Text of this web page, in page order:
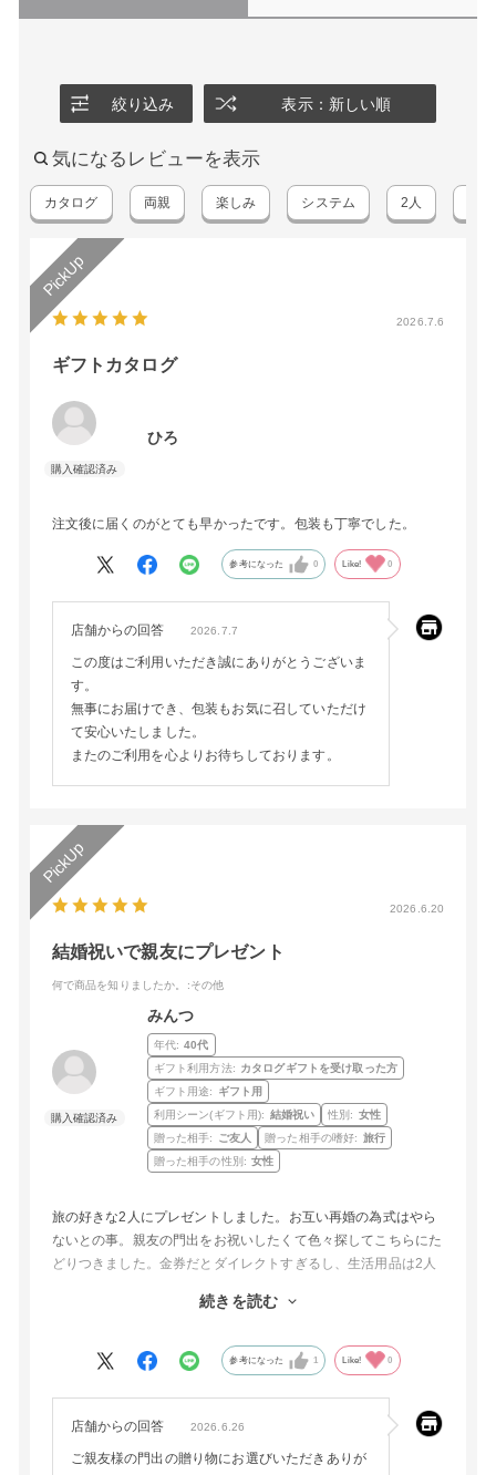
絞り込み 表示：新しい順
気になるレビューを表示
カタログ 両親 楽しみ システム 2人
2026.7.6
ギフトカタログ
ひろ
注文後に届くのがとても早かったです。包装も丁寧でした。
参考になった 0 Like! 0
店舗からの回答 2026.7.7
この度はご利用いただき誠にありがとうございま
す。
無事にお届けでき、包装もお気に召していただけ
て安心いたしました。
またのご利用を心よりお待ちしております。
2026.6.20
結婚祝いで親友にプレゼント
何で商品を知りましたか。 :その他
みんつ
年代: 40代
ギフト利用方法: カタログギフトを受け取った方
ギフト用途:
ギフト用
利用シーン(ギフト用): 結婚祝い 性別: 女性
贈った相手:
ご友人 贈った相手の嗜好: 旅行
贈った相手の性別: 女性
旅の好きな2人にプレゼントしました。お互い再婚の為式はやら
ないとの事。親友の門出をお祝いしたくて色々探してこちらにた
どりつきました。金券だとダイレクトすぎるし、生活用品は2人
プレゼントは正にベストなモノだったと思います。
できる点もよかったです。親友がかなり喜んでくれて大満足で
続きを読む
参考になった 1 Like! 0
店舗からの回答 2026.6.26
ご親友様の門出の贈り物にお選びいただきありが